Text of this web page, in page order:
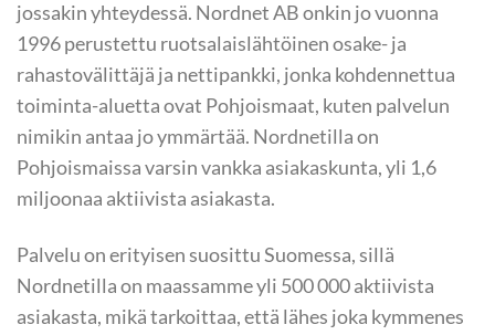
jossakin yhteydessä. Nordnet AB onkin jo vuonna
1996 perustettu ruotsalaislähtöinen osake- ja
rahastovälittäjä ja nettipankki, jonka kohdennettua
toiminta-aluetta ovat Pohjoismaat, kuten palvelun
nimikin antaa jo ymmärtää. Nordnetilla on
Pohjoismaissa varsin vankka asiakaskunta, yli 1,6
miljoonaa aktiivista asiakasta.
Palvelu on erityisen suosittu Suomessa, sillä
Nordnetilla on maassamme yli 500 000 aktiivista
asiakasta, mikä tarkoittaa, että lähes joka kymmenes